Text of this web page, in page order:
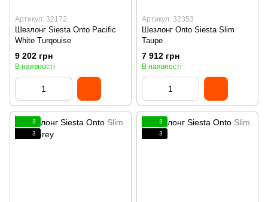
Артикул: 32172
Шезлонг Siesta Onto Pacific
White Turqouise
9 202 грн
В наявності
Артикул: 32353
Шезлонг Onto Siesta Slim
Taupe
7 912 грн
В наявності
3
3
3
3